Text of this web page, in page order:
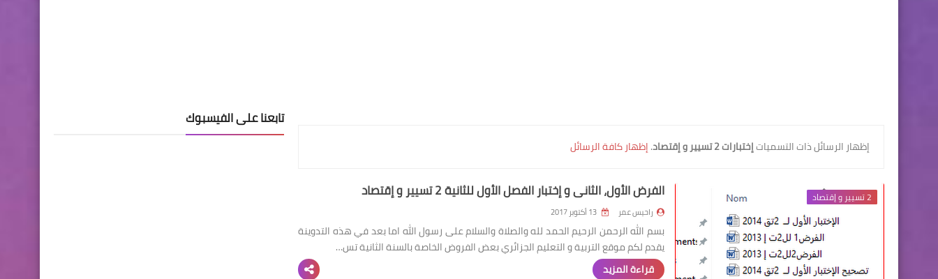
‏إظهار الرسائل ذات التسمياتإختبارات 2 تسيير و إقتصاد .إظهار كافة الرسائل
2 تسيير و إقتصاد الفرض الأول، الثاني و إختبار الفصل الأول للثانية 2 تسيير و إقتصاد
راحيس عمر
بسم الله الرحمن الرحيم الحمد لله والصلاة والسلام على رسول الله اما بعد في هذه التدوينة
يقدم لكم موقع التربية و التعليم الجزائري بعض الفروض الخاصة بالسنة الثانية تس…
قراءة المزيد
تابعنا على الفيسبوك